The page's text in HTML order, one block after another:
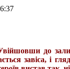
до зали
завіса, і